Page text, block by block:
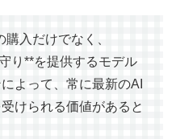
入だけでなく、
り**を提供するモデル
よって、常に最新のAI
けられる価値があると